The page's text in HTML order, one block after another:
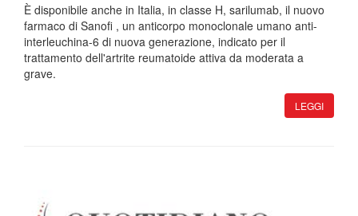
È disponibile anche in Italia, in classe H, sarilumab, il nuovo
farmaco di Sanofi , un anticorpo monoclonale umano anti-
interleuchina-6 di nuova generazione, indicato per il
trattamento dell'artrite reumatoide attiva da moderata a
grave.
LEGGI